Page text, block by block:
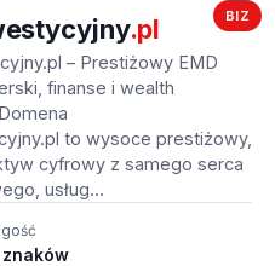
BIZ
.pl
– Prestiżowy EMD
finanse i wealth
to wysoce prestiżowy,
cyfrowy z samego serca
usług...
znaków